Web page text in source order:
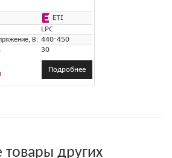
ETI
LPC
В: 440-450
30
Подробнее
других